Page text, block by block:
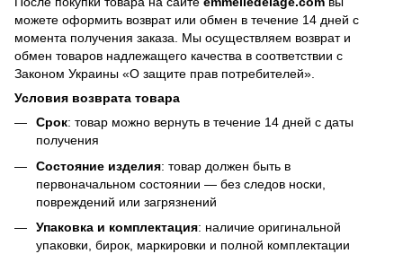
можете оформить возврат или обмен в течение 14 дней с
момента получения заказа. Мы осуществляем возврат и
обмен товаров надлежащего качества в соответствии с
Законом Украины «О защите прав потребителей».
Условия возврата товара
Срок: товар можно вернуть в течение 14 дней с даты
получения
Состояние изделия: товар должен быть в
первоначальном состоянии — без следов носки,
повреждений или загрязнений
Упаковка и комплектация: наличие оригинальной
упаковки, бирок, маркировки и полной комплектации